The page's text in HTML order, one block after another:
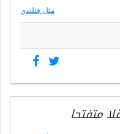
مثل فنلندي
متفتحا